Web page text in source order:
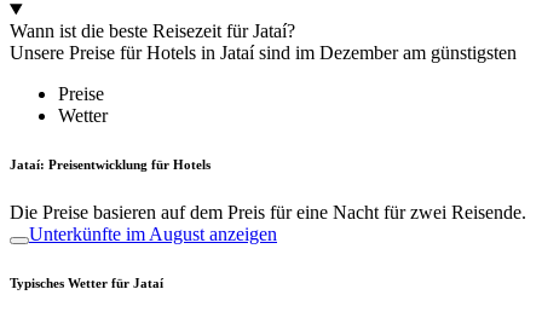
Wann ist die beste Reisezeit für Jataí?
Unsere Preise für Hotels in Jataí sind im Dezember am günstigsten
Preise
Wetter
Jataí: Preisentwicklung für Hotels
Die Preise basieren auf dem Preis für eine Nacht für zwei Reisende.
Unterkünfte im August anzeigen
Typisches Wetter für Jataí